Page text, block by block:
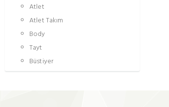
Atlet
Atlet Takım
Body
Tayt
Büstiyer